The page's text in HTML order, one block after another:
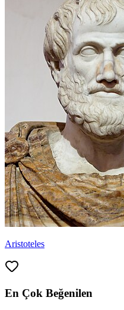
Aristoteles
En Çok Beğenilen